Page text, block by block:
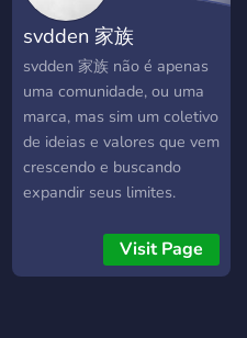
especiais e atividades
semanais > 🤝 Parcerias e
divulgação para crescer
junto > 🛠️ Suporte rápido e
atencioso > 🎁 Benefícios
VIP exclusivos*** ***> 🚀
Nosso propósito: > Criar
um espaço seguro,
vibrações, onde você pode
ser quem é, conhecer gente
svdden 家族
svdden 家族 não é apenas
uma comunidade, ou uma
marca, mas sim um coletivo
de ideias e valores que vem
crescendo e buscando
expandir seus limites.
com que cada um viva sua
vida da forma mais
Visit Page